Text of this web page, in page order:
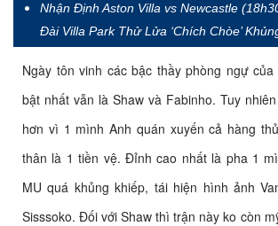
Nhận Định Aston Villa vs Newcastle
Đài Villa Park Thử Lửa ‘Chích Chòe’
Ngày tôn vinh các bậc thầy phòng ngự
bật nhất vẫn là Shaw và Fabinho. Tuy
hơn vì 1 mình Anh quán xuyến cả hàng
thân là 1 tiền vệ. Đỉnh cao nhất là pha 1
MU quá khủng khiếp, tái hiện hình ảnh
Sisssoko. Đối với Shaw thì trận này ko còn